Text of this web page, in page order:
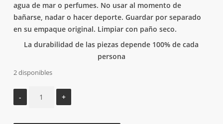
agua de mar o perfumes. No usar al momento de
bañarse, nadar o hacer deporte. Guardar por separado
en su empaque original. Limpiar con paño seco.
La durabilidad de las piezas depende 100% de cada
persona
2 disponibles